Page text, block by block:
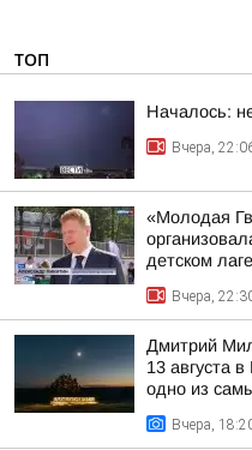
ТОП
Началось:
Вчера,
«Молодая
детском
Вчера,
Дмитрий
13 августа
одно из
Вчера,